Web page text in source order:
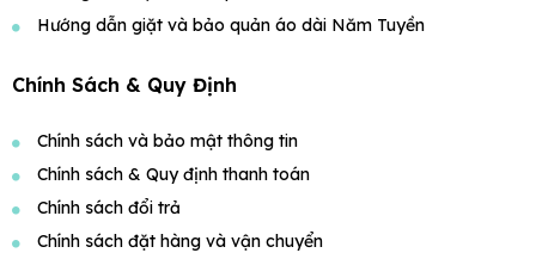
Hướng dẫn giặt và bảo quản áo dài Năm Tuyền
Chính Sách & Quy Định
Chính sách và bảo mật thông tin
Chính sách & Quy định thanh toán
Chính sách đổi trả
Chính sách đặt hàng và vận chuyển